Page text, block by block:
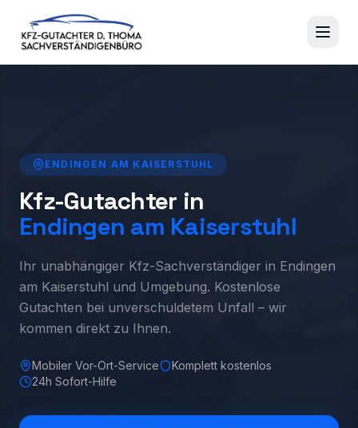
ENDINGEN AM KAISERSTUHL
Kfz-Gutachter in
Endingen am Kaiserstuhl
Ihr unabhängiger Kfz-Sachverständiger in Endingen
am Kaiserstuhl und Umgebung. Kostenlose
Gutachten bei unverschuldetem Unfall – wir
kommen direkt zu Ihnen.
Mobiler Vor-Ort-Service
Komplett kostenlos
24h Sofort-Hilfe